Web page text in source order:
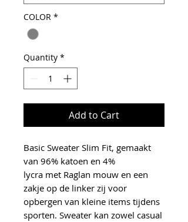
COLOR *
Quantity *
Add to Cart
Basic Sweater Slim Fit, gemaakt
van 96% katoen en 4%
lycra met Raglan mouw en een
zakje op de linker zij voor
opbergen van kleine items tijdens
sporten. Sweater kan zowel casual